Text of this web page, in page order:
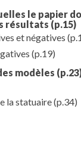
le papier
résultats (p.15)
et négatives
(p.19)
modèles
la statuaire(p.34)